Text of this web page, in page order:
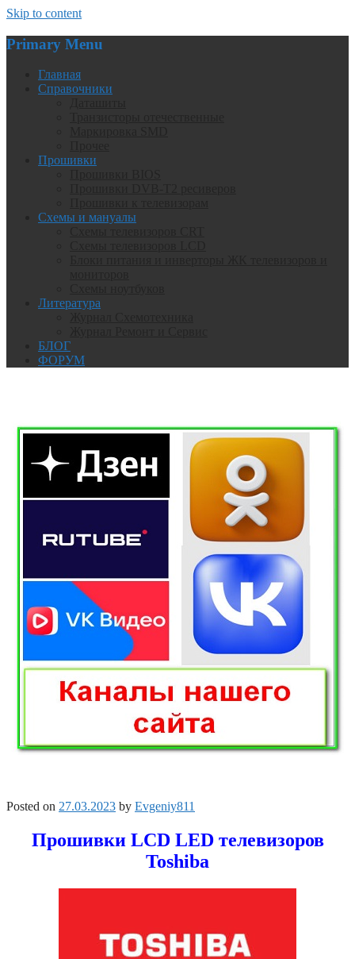
Skip to content
Primary Menu
Главная
Справочники
Прошивки
Схемы и мануалы
Литература
БЛОГ
ФОРУМ
Posted on 27.03.2023 by Evgeniy811
Прошивки LCD LED телевизоров
Toshiba